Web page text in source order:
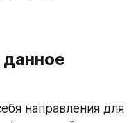
направления для